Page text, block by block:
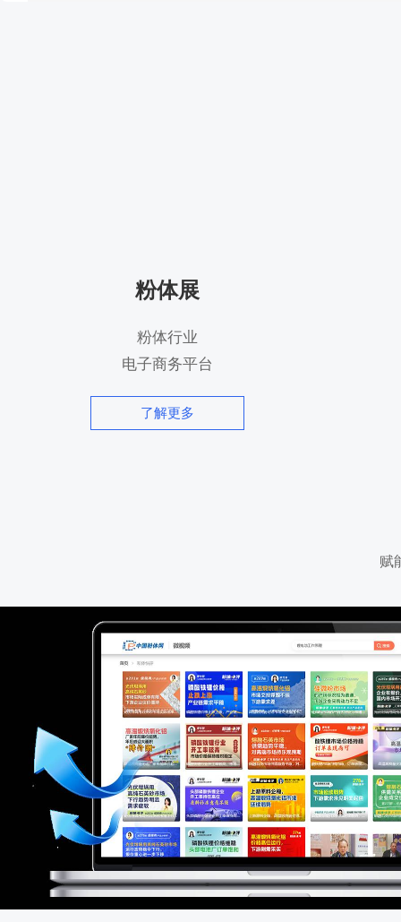
粉体展
粉体行业
电子商务平台
了解更多
赋